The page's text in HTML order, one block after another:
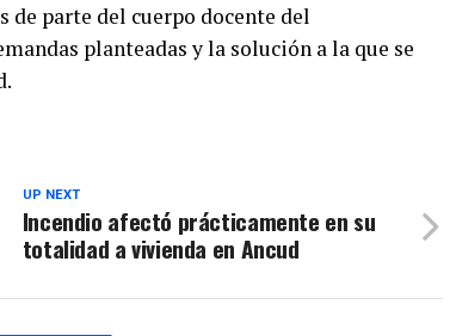
de
disminuir
de parte del cuerpo docente del
planteadas y la solución a la que se
UP NEXT
Incendio afectó prácticamente en su
totalidad a vivienda en Ancud